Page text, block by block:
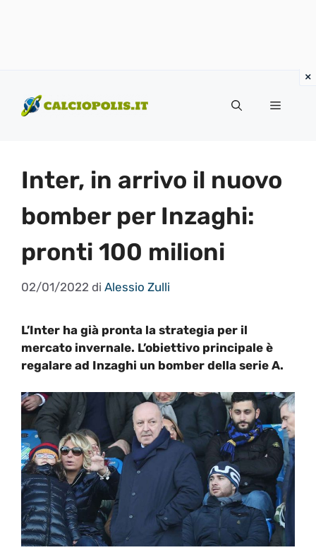
contenuto
Menu
Inter, in arrivo il nuovo
bomber per Inzaghi:
pronti 100 milioni
02/01/2022 di Alessio Zulli
L’Inter ha già pronta la strategia per il
mercato invernale. L’obiettivo principale è
regalare ad Inzaghi un bomber della serie A.